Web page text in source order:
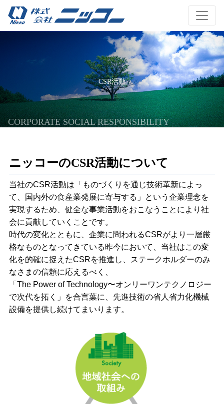
CORPORATE SOCIAL RESPONSIBILITY
CSR活動
ニッコーのCSR活動について
当社のCSR活動は「ものづくりを通じ技術革新によっ
て、国内外の食産業発展に寄与する」という企業理念を
実現するため、健全な事業活動をおこなうことにより社
会に貢献していくことです。
時代の変化とともに、企業に問われるCSRがより一層厳
格なものとなってきている昨今において、当社はこの変
化を的確に捉えたCSRを推進し、ステークホルダーのみ
なさまの信頼に応えるべく、
「The Power of Technology〜オンリーワンテクノロジー
で次代を拓く」を合言葉に、先進技術の省人省力化機械
設備を提供し続けてまいります。